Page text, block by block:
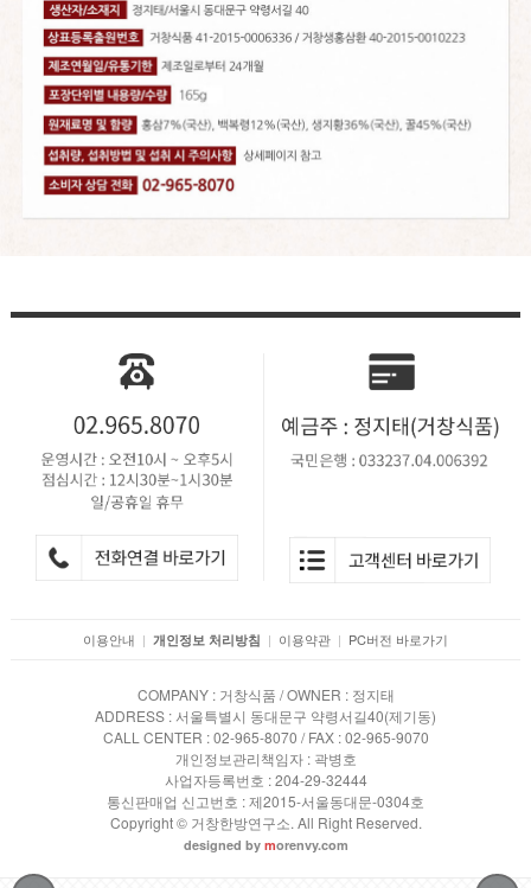
이용안내 | 개인정보 처리방침 | 이용약관 | PC버전 바로가기
COMPANY : 거창식품 / OWNER : 정지태
ADDRESS : 서울특별시 동대문구 약령서길40(제기동)
CALL CENTER : 02-965-8070 / FAX : 02-965-9070
개인정보관리책임자 : 곽병호
사업자등록번호 : 204-29-32444
통신판매업 신고번호 : 제2015-서울동대문-0304호
Copyright © 거창한방연구소. All Right Reserved.
designed by morenvy.com